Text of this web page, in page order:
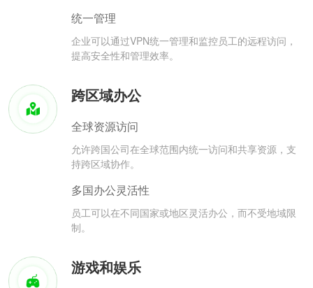
统一管理
企业可以通过VPN统一管理和监控员工的远程访问，
提高安全性和管理效率。
跨区域办公
全球资源访问
允许跨国公司在全球范围内统一访问和共享资源，支
持跨区域协作。
多国办公灵活性
员工可以在不同国家或地区灵活办公，而不受地域限
制。
游戏和娱乐